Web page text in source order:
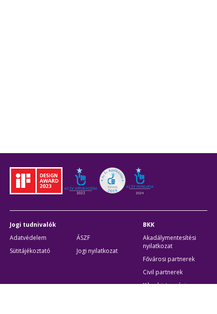
Jogi tudnivalók
Adatvédelem
ÁSZF
Sütitájékoztató
Jogi nyilatkozat
BKK
Akadálymentesítési
nyilatkozat
Fővárosi partnerek
Civil partnerek
Kiberbiztonsági